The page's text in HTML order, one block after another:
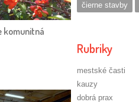
komunitná
čierne stavby
Rubriky
mestské časti
kauzy
dobrá prax